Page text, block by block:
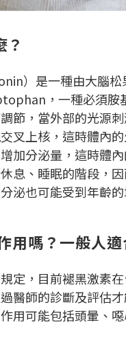
？
）是一種由大腦松
，一種必須胺
節，當外部的光源刺
叉上核， 這時體內
加分泌量，這時體
息、睡眠的階段，
泌也可能受到年齡
用嗎？一般人適
定，目前褪黑激素
醫師的診斷及評估才
用可能包括頭暈、噁